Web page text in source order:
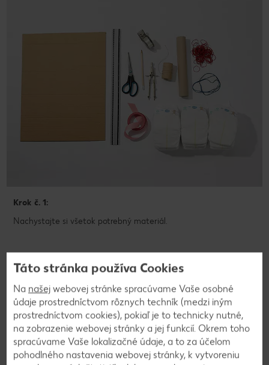
Krok č. 1:
Nachystajte si všetok potrebný materiál.
Deti a juniori
Táto stránka používa Cookies
Na našej webovej stránke spracúvame Vaše osobné
údaje prostredníctvom rôznych techník (medzi iným
prostredníctvom cookies), pokiaľ je to technicky nutné,
na zobrazenie webovej stránky a jej funkcií. Okrem toho
spracúvame Vaše lokalizačné údaje, a to za účelom
pohodlného nastavenia webovej stránky, k vytvoreniu